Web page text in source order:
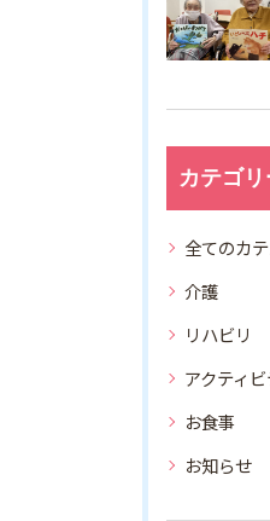
カテゴリ
全てのカ
介護
リハビリ
アクティビ
お食事
お知らせ